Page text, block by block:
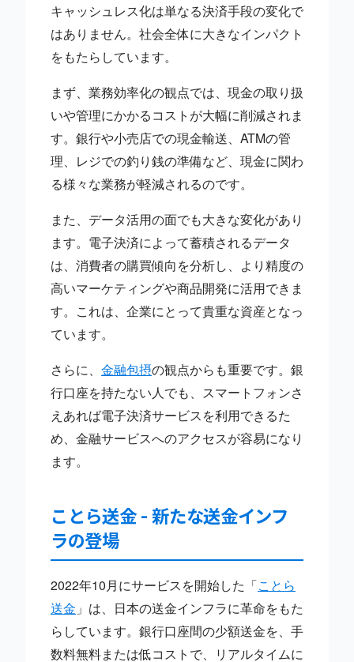
キャッシュレス化は単なる決済手段の変化で
はありません。社会全体に大きなインパクト
をもたらしています。
まず、業務効率化の観点では、現金の取り扱
いや管理にかかるコストが大幅に削減されま
す。銀行や小売店での現金輸送、ATMの管
理、レジでの釣り銭の準備など、現金に関わ
る様々な業務が軽減されるのです。
また、データ活用の面でも大きな変化があり
ます。電子決済によって蓄積されるデータ
は、消費者の購買傾向を分析し、より精度の
高いマーケティングや商品開発に活用できま
す。これは、企業にとって貴重な資産となっ
ています。
さらに、 金融包摂の観点からも重要です。銀
行口座を持たない人でも、スマートフォンさ
えあれば電子決済サービスを利用できるた
め、金融サービスへのアクセスが容易になり
ます。
ことら送金 - 新たな送金インフ
ラの登場
2022年10月にサービスを開始した「ことら
送金 」は、日本の送金インフラに革命をもた
らしています。銀行口座間の少額送金を、手
数料無料または低コストで、リアルタイムに